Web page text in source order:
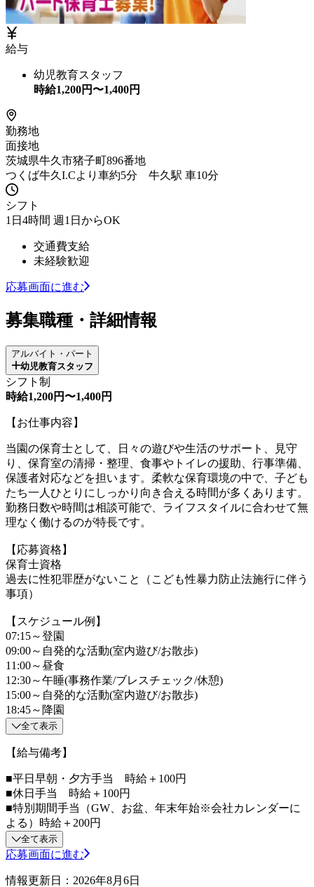
給与
幼児教育スタッフ
時給1,200円〜1,400円
勤務地
面接地
茨城県牛久市猪子町896番地
つくば牛久I.Cより車約5分 牛久駅 車10分
シフト
1日4時間 週1日からOK
交通費支給
未経験歓迎
応募画面に進む
募集職種・詳細情報
アルバイト・パート
幼児教育スタッフ
シフト制
時給1,200円〜1,400円
【お仕事内容】
当園の保育士として、日々の遊びや生活のサポート、見守
り、保育室の清掃・整理、食事やトイレの援助、行事準備、
保護者対応などを担います。柔軟な保育環境の中で、子ども
たち一人ひとりにしっかり向き合える時間が多くあります。
勤務日数や時間は相談可能で、ライフスタイルに合わせて無
理なく働けるのが特長です。
【応募資格】
保育士資格
過去に性犯罪歴がないこと（こども性暴力防止法施行に伴う
事項）
【スケジュール例】
07:15～登園
09:00～自発的な活動(室内遊び/お散歩)
11:00～昼食
12:30～午睡(事務作業/ブレスチェック/休憩)
15:00～自発的な活動(室内遊び/お散歩)
18:45～降園
全て表示
【給与備考】
■平日早朝・夕方手当 時給＋100円
■休日手当 時給＋100円
■特別期間手当（GW、お盆、年末年始※会社カレンダーに
よる）時給＋200円
全て表示
応募画面に進む
情報更新日：2026年8月6日